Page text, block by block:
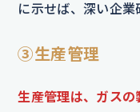
に示せば、深い企業
③生産管理
生産管理は、ガス